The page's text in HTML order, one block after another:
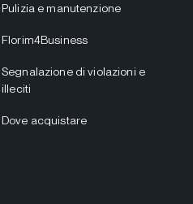
Pulizia e manutenzione
Florim4Business
Segnalazione di violazioni e
illeciti
Dove acquistare